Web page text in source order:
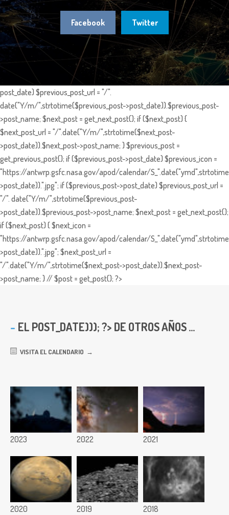
Facebook Twitter
post_date) $previous_post_url = "/".
date("Y/m/",strtotime($previous_post->post_date)).$previous_post-
>post_name; $next_post = get_next_post(); if ($next_post) {
$next_post_url = "/".date("Y/m/",strtotime($next_post-
>post_date)).$next_post->post_name; } $previous_post =
get_previous_post(); if ($previous_post->post_date) $previous_icon =
"https://antwrp.gsfc.nasa.gov/apod/calendar/
>post_date)).".jpg"; if ($previous_post->post_date) $previous_post_url =
"/". date("Y/m/",strtotime($previous_post-
>post_date)).$previous_post->post_name; $next_post = get_next_post();
if ($next_post) { $next_icon =
"https://antwrp.gsfc.nasa.gov/apod/calendar/
>post_date)).".jpg"; $next_post_url =
"/".date("Y/m/",strtotime($next_post->post_date)).$next_post-
>post_name; } // $post = get_post(); ?>
EL POST_DATE))); ?> DE OTROS AÑOS ...
VISITA EL CALENDARIO
2023 2022 2021
2020 2019 2018